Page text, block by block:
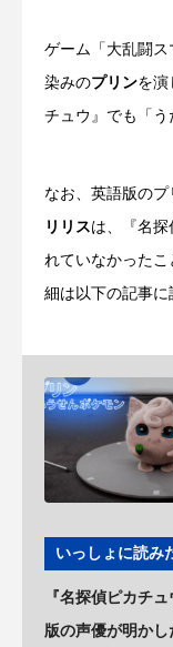
ゲーム「大乱闘ス
染みのプリンを演
チュウ』でも「う
なお、英語版の
リリスは、『名探
れていなかった
細は以下の記事に
いっしょに読み
『名探偵ピカチ
版の声優が明か